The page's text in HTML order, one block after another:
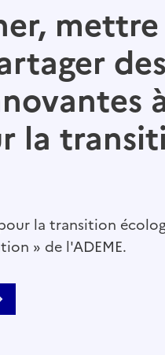
des
la
la transition
» de l'ADEME.